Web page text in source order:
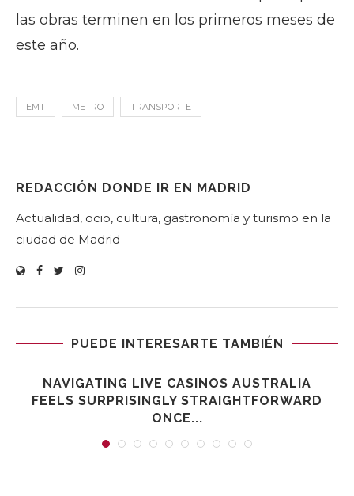
las obras terminen en los primeros meses de
este año.
EMT METRO TRANSPORTE
REDACCIÓN DONDE IR EN MADRID
Actualidad, ocio, cultura, gastronomía y turismo en la
ciudad de Madrid
PUEDE INTERESARTE TAMBIÉN
NAVIGATING LIVE CASINOS AUSTRALIA
FEELS SURPRISINGLY STRAIGHTFORWARD
ONCE...